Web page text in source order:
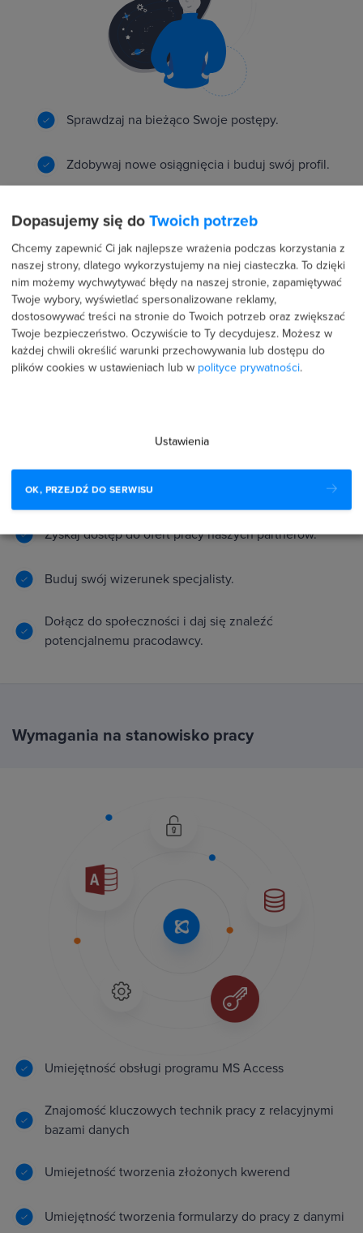
Sprawdzaj na bieżąco Swoje postępy.
Zdobywaj nowe osiągnięcia i buduj swój profil.
Rekomendacje i dostęp do ofert pracy naszych
partnerów
Zyskaj dostęp do ofert pracy naszych partnerów.
Buduj swój wizerunek specjalisty.
Dołącz do społeczności i daj się znaleźć
potencjalnemu pracodawcy.
Wymagania na stanowisko pracy
Umiejętność obsługi programu MS Access
Znajomość kluczowych technik pracy z relacyjnymi
bazami danych
Umiejetność tworzenia złożonych kwerend
Umiejętność tworzenia formularzy do pracy z danymi
Dopasujemy się do Twoich potrzeb
Chcemy zapewnić Ci jak najlepsze wrażenia podczas korzystania z
naszej strony, dlatego wykorzystujemy na niej ciasteczka. To dzięki
nim możemy wychwytywać błędy na naszej stronie, zapamiętywać
Twoje wybory, wyświetlać spersonalizowane reklamy,
dostosowywać treści na stronie do Twoich potrzeb oraz zwiększać
Twoje bezpieczeństwo. Oczywiście to Ty decydujesz. Możesz w
każdej chwili określić warunki przechowywania lub dostępu do
plików cookies w ustawieniach lub w polityce prywatności.
Ustawienia
OK, PRZEJDŹ DO SERWISU